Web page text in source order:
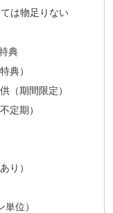
は物足りない
典
典）
（期間限定）
定期）
り）
位）